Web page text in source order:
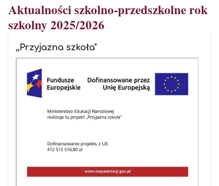
AKTUALNOŚCI
Aktualności szkolno-przedszkolne rok
szkolny 2025/2026
,,Przyjazna szkoła"